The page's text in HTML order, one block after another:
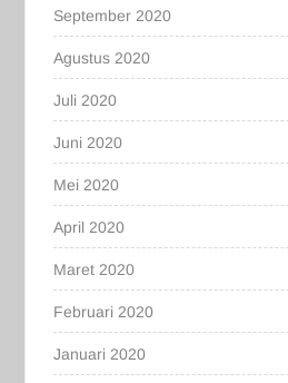
September 2020
Agustus 2020
Juli 2020
Juni 2020
Mei 2020
April 2020
Maret 2020
Februari 2020
Januari 2020